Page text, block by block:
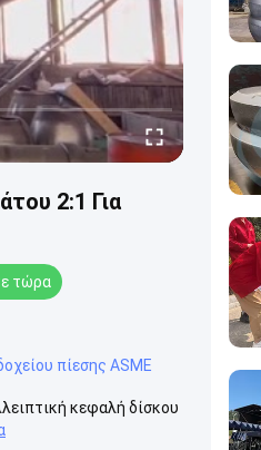
2:1 Για
τώρα
πίεσης ASME
κεφαλή δίσκου